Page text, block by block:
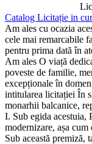
Catalog Licitație in
Am ales cu ocazia
cele mai remarcabile
pentru prima dată în
Am ales O viață
poveste de familie,
excepționale în
intitularea licitației În
monarhii balcanice,
I. Sub egida acestuia,
modernizare, așa
Sub această premiză,